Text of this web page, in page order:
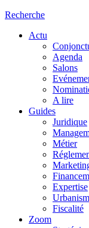
Recherche
Actu
Agenda
Salons
A lire
Guides
Juridique
Métier
Expertise
Fiscalité
Zoom